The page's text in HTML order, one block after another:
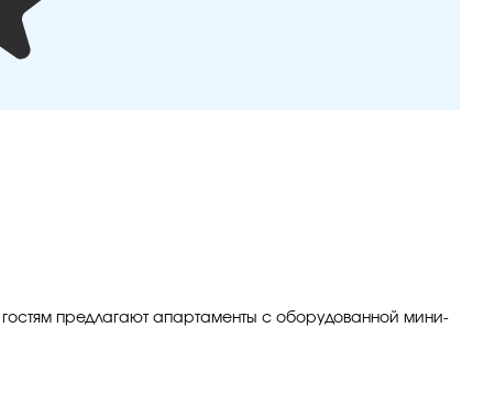
предлагают апартаменты с оборудованной мини-